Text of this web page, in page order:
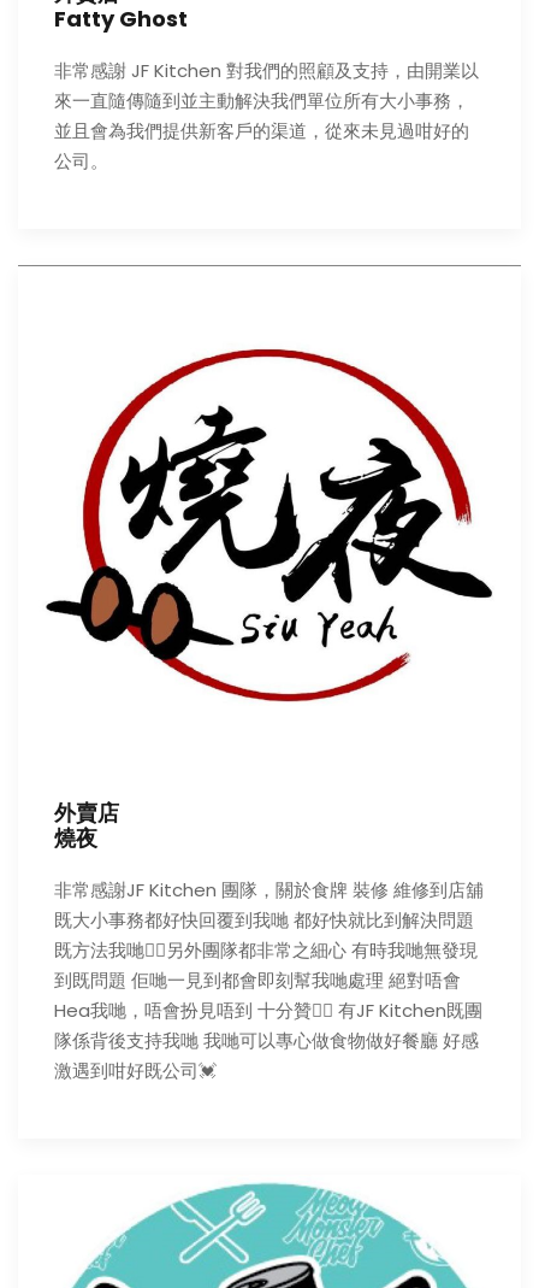
Fatty Ghost
非常感謝 JF Kitchen 對我們的照顧及支持，由開業以
來一直隨傳隨到並主動解決我們單位所有大小事務​，
並且會為我們提供新客戶的渠道，從來未見過咁好的
公司。
外賣店
燒夜
非常感謝JF Kitchen 團隊，關於食牌 裝修 維修到店舖
既大小事務都好快回覆到我哋 都好快就比到解決問題
既方法我哋👍🏻另外團隊都非常之細心 有時我哋無發現
到既問題 佢哋一見到都會即刻幫我哋處理 絕對唔會
Hea我哋，唔會扮見唔到 十分贊👍🏻 有JF Kitchen既團
隊係背後支持我哋 我哋可以專心做食物做好餐廳 好感
激遇到咁好既公司💓